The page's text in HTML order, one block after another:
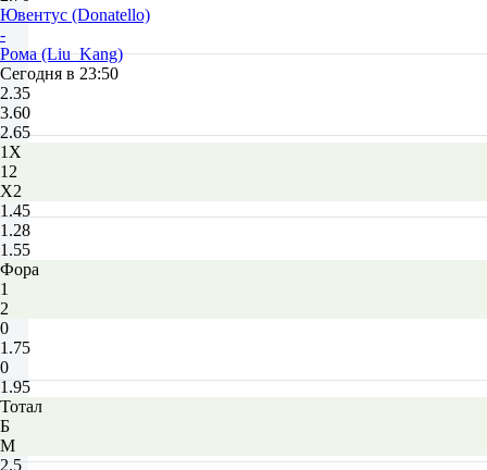
Ювентус (Donatello)
-
Рома (Liu_Kang)
Сегодня в 23:50
2.35
3.60
2.65
1X
12
X2
1.45
1.28
1.55
Фора
1
2
0
1.75
0
1.95
Тотал
Б
М
2.5